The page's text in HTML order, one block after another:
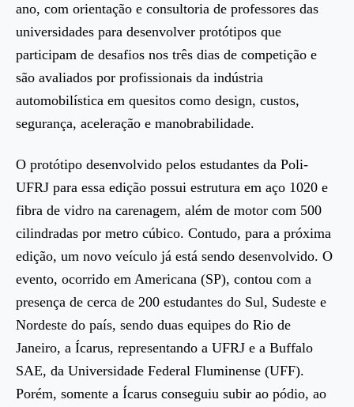
ano, com orientação e consultoria de professores das
universidades para desenvolver protótipos que
participam de desafios nos três dias de competição e
são avaliados por profissionais da indústria
automobilística em quesitos como design, custos,
segurança, aceleração e manobrabilidade.
O protótipo desenvolvido pelos estudantes da Poli-
UFRJ para essa edição possui estrutura em aço 1020 e
fibra de vidro na carenagem, além de motor com 500
cilindradas por metro cúbico. Contudo, para a próxima
edição, um novo veículo já está sendo desenvolvido. O
evento, ocorrido em Americana (SP), contou com a
presença de cerca de 200 estudantes do Sul, Sudeste e
Nordeste do país, sendo duas equipes do Rio de
Janeiro, a Ícarus, representando a UFRJ e a Buffalo
SAE, da Universidade Federal Fluminense (UFF).
Porém, somente a Ícarus conseguiu subir ao pódio, ao